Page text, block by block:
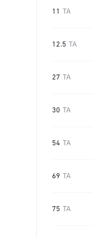
11 TA
12.5 TA
27 TA
30 TA
54 TA
69 TA
75 TA